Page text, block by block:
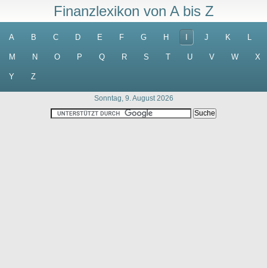
Finanzlexikon von A bis Z
A B C D E F G H J K L
M N O P Q R S T U V W X
Y Z
Sonntag, 9. August 2026